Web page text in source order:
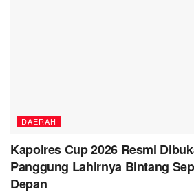
DAERAH
Kapolres Cup 2026 Resmi
Panggung Lahirnya Bintang
Depan